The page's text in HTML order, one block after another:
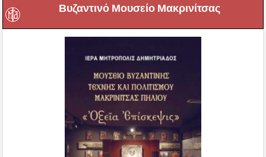
Βυζαντινό Μουσείο Μακρινίτσας